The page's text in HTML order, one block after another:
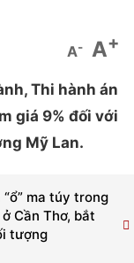
A- A+
Thi hành án
giá 9% đối với
Mỹ Lan.
ma túy trong
Cần Thơ, bắt
tượng